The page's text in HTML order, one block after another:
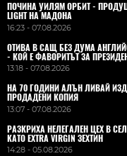
ПОЧИНА УИЛЯМ ОРБИТ -
LIGHT НА МАДОНА
16:23 - 07.08.2026
ОТИВА В САЩ БЕЗ ДУМА
- КОЙ Е ФАВОРИТЪТ ЗА
13:18 - 07.08.2026
НА 70 ГОДИНИ АЛЪН ЛИВАЙ
ПРОДАДЕНИ КОПИЯ
13:07 - 07.08.2026
РАЗКРИХА НЕЛЕГАЛЕН ЦЕХ В
КАТО EXTRA VIRGIN ЗЕХТИН
14:28 - 05.08.2026